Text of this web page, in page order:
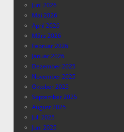
Juni 2026
Mai 2026
April 2026
März 2026
Februar 2026
Januar 2026
Dezember 2025
November 2025
Oktober 2025
September 2025
August 2025
Juli 2025
Juni 2025